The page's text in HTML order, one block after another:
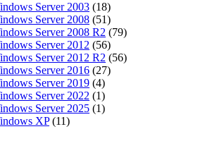
Server 2003 (18)
Server 2008 (51)
Server 2008 R2 (79)
Server 2012 (56)
Server 2012 R2 (56)
Server 2016 (27)
Server 2019 (4)
Server 2022 (1)
Server 2025 (1)
XP(11)